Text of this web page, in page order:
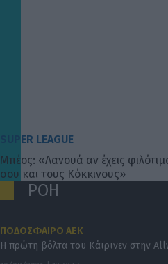
SUPER LEAGUE
Μπέος: «Λανουά αν έχεις
σου και τους Κόκκινους»
ΡΟΗ
ΠΟΔΟΣΦΑΙΡΟ ΑΕΚ
Η πρώτη βόλτα του Κάιρινεν στην